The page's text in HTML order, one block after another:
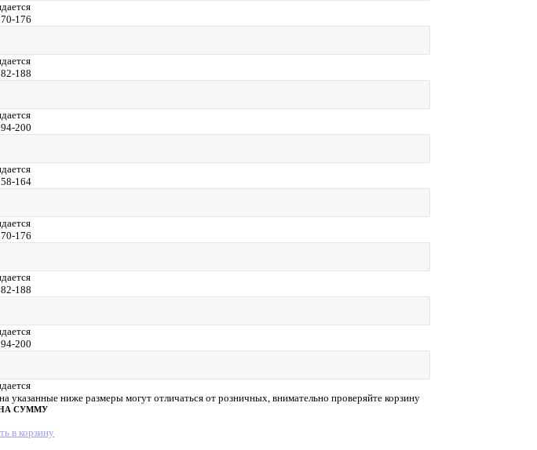
176
188
200
164
176
188
200
указанные ниже размеры могут отличаться от розничных, внимательно проверяйте корзину
СУММУ
в корзину